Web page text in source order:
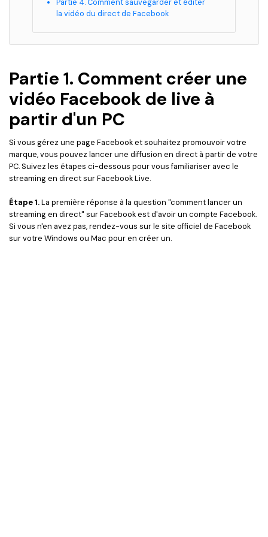
Partie 4. Comment sauvegarder et éditer
la vidéo du direct de Facebook
Partie 1. Comment créer une
vidéo Facebook de live à
partir d'un PC
Si vous gérez une page Facebook et souhaitez promouvoir votre
marque, vous pouvez lancer une diffusion en direct à partir de votre
PC. Suivez les étapes ci-dessous pour vous familiariser avec le
streaming en direct sur Facebook Live.
Étape 1.La première réponse à la question "comment lancer un
streaming en direct" sur Facebook est d'avoir un compte Facebook.
Si vous n'en avez pas, rendez-vous sur le site officiel de Facebook
sur votre Windows ou Mac pour en créer un.